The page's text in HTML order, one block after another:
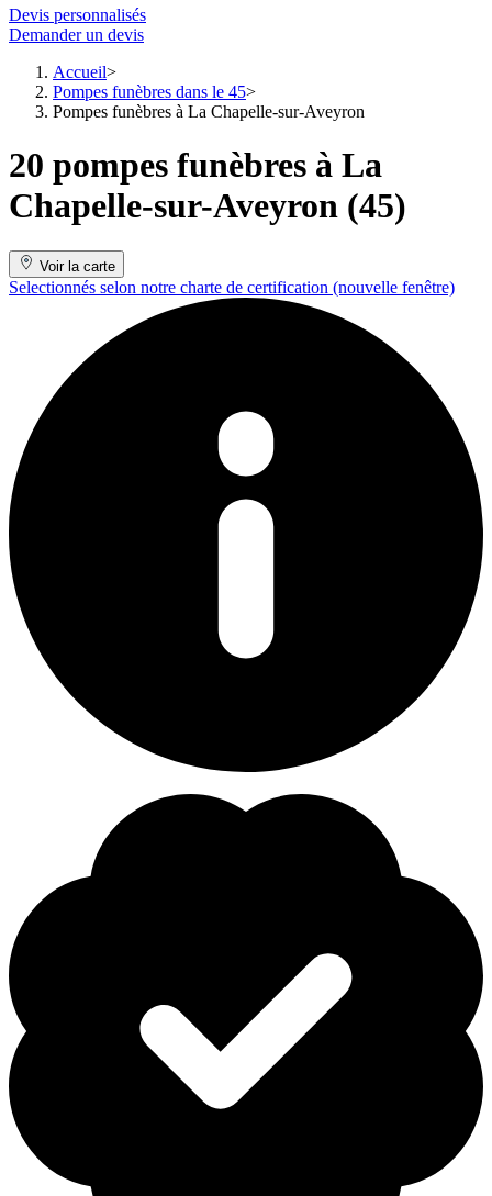
Devis personnalisés
Demander un devis
Accueil
Pompes funèbres dans le 45
Pompes funèbres à La Chapelle-sur-Aveyron
20 pompes funèbres à La
Chapelle-sur-Aveyron (45)
Voir la carte
Selectionnés selon notre charte de certification (nouvelle fenêtre)